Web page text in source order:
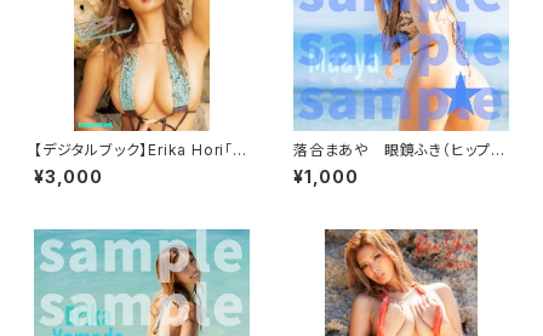
【デジタルブック】Erika Hori「D
D Tropical」DAREA Dream F
actory Magazine
¥3,000
落合まあや 眼鏡ふき（ヒップビ
ーチ）
¥1,000